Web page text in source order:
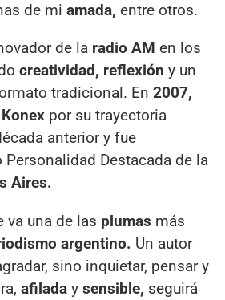
de mi amada, entre otros.
de la radio AM en los
creatividad, reflexión y un
tradicional. En 2007,
por su trayectoria
anterior y fue
Destacada de la
Aires.
va una de las plumas más
argentino. Un autor
sino inquietar, pensar y
afilada y sensible, seguirá